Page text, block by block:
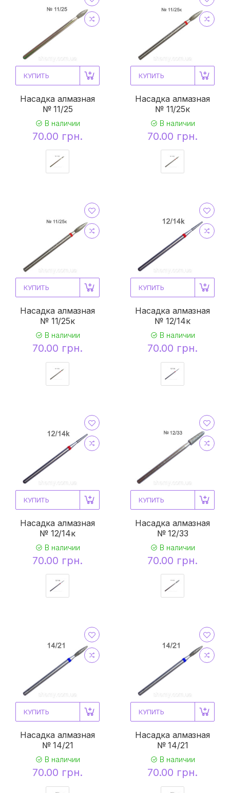
КУПИТЬ
Насадка алмазная
№ 11/25
В наличии
70.00 грн.
КУПИТЬ
Насадка алмазная
№ 11/25к
В наличии
70.00 грн.
КУПИТЬ
Насадка алмазная
№ 11/25к
В наличии
70.00 грн.
КУПИТЬ
Насадка алмазная
№ 12/14к
В наличии
70.00 грн.
КУПИТЬ
Насадка алмазная
№ 12/14к
В наличии
70.00 грн.
КУПИТЬ
Насадка алмазная
№ 12/33
В наличии
70.00 грн.
КУПИТЬ
Насадка алмазная
№ 14/21
В наличии
70.00 грн.
КУПИТЬ
Насадка алмазная
№ 14/21
В наличии
70.00 грн.